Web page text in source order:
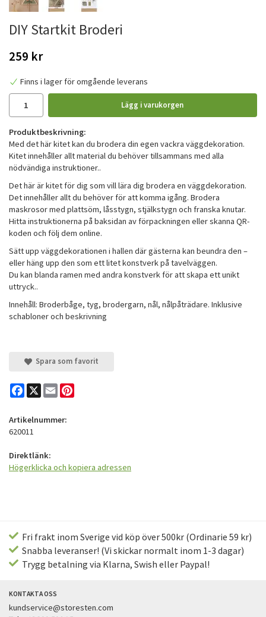
DIY Startkit Broderi
259 kr
Finns i lager för omgående leverans
Lägg i varukorgen
Produktbeskrivning:
Med det här kitet kan du brodera din egen vackra väggdekoration.
Kitet innehåller allt material du behöver tillsammans med alla
nödvändiga instruktioner..
Det här är kitet för dig som vill lära dig brodera en väggdekoration.
Det innehåller allt du behöver för att komma igång. Brodera
maskrosor med plattsöm, låsstygn, stjälkstygn och franska knutar.
Hitta instruktionerna på baksidan av förpackningen eller skanna QR-
koden och följ dem online.
Sätt upp väggdekorationen i hallen där gästerna kan beundra den –
eller häng upp den som ett litet konstverk på tavelväggen.
Du kan blanda ramen med andra konstverk för att skapa ett unikt
uttryck..
Innehåll: Broderbåge, tyg, brodergarn, nål, nålpåträdare. Inklusive
schabloner och beskrivning
Spara som favorit
Facebook
X Email
Artikelnummer:
620011
Direktlänk:
Högerklicka och kopiera adressen
Fri frakt inom Sverige vid köp över 500kr (Ordinarie 59 kr)
Snabba leveranser! (Vi skickar normalt inom 1-3 dagar)
Trygg betalning via Klarna, Swish eller Paypal!
KONTAKTA OSS
kundservice@storesten.com